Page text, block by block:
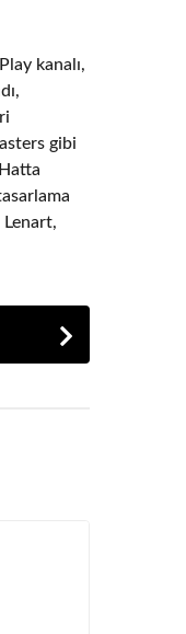
kanalı,
gibi